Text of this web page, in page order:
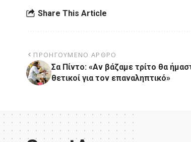
Share This Article
ΠΡΟΗΓΟΎΜΕΝΟ ΆΡΘΡΟ
Σα Πίντο: «Αν βάζαμε τρίτο θα
θετικοί για τον επαναληπτικό»